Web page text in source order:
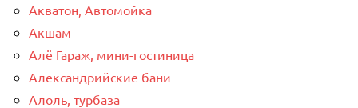
Акватон, Автомойка
Акшам
Алё Гараж, мини-гостиница
Александрийские бани
Алоль, турбаза